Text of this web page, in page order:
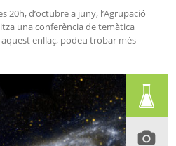
20h, d’octubre a juny, l’Agrupació
una conferència de temàtica
aquest enllaç, podeu trobar més